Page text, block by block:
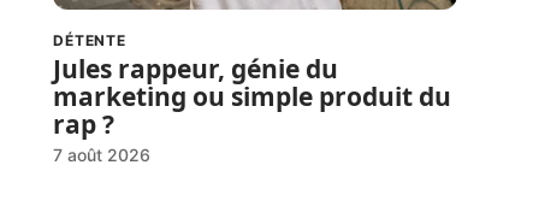
DÉTENTE
Jules rappeur, génie du
marketing ou simple produit du
rap ?
7 août 2026